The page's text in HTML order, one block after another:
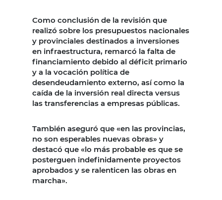
Como conclusión de la revisión que
realizó sobre los presupuestos nacionales
y provinciales destinados a inversiones
en infraestructura, remarcó la falta de
financiamiento debido al déficit primario
y a la vocación política de
desendeudamiento externo, así como la
caída de la inversión real directa versus
las transferencias a empresas públicas.
También aseguró que «en las provincias,
no son esperables nuevas obras» y
destacó que «lo más probable es que se
posterguen indefinidamente proyectos
aprobados y se ralenticen las obras en
marcha».